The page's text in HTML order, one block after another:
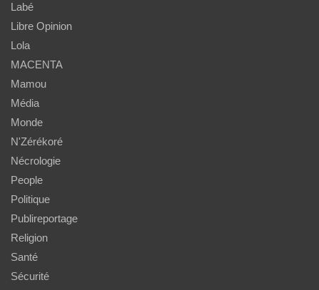
Labé
Libre Opinion
Lola
MACENTA
Mamou
Média
Monde
N'Zérékoré
Nécrologie
People
Politique
Publireportage
Religion
Santé
Sécurité